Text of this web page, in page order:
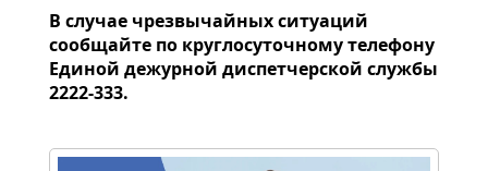
В случае чрезвычайных ситуаций
сообщайте по круглосуточному телефону
Единой дежурной диспетчерской службы
2222-333.